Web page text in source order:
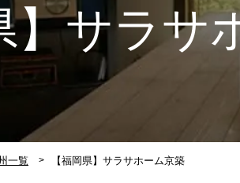
】サラサ
一覧 【福岡県】サラサホーム京築